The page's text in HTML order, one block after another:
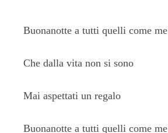
Buonanotte a tutti quelli come me
Che dalla vita non si sono
Mai aspettati un regalo
Buonanotte a tutti quelli come me